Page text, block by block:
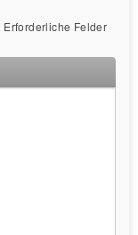
Erforderliche Felder